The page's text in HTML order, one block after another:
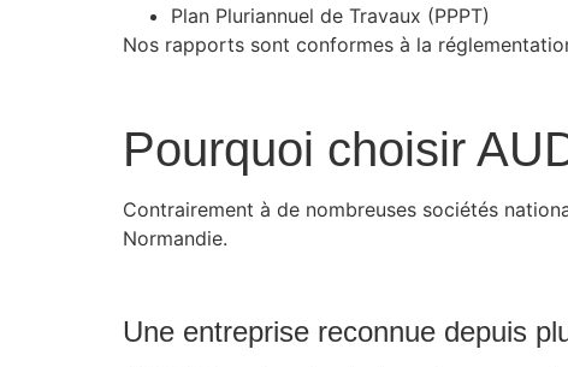
Plan Pluriannuel de Travaux (PPPT)
Nos rapports sont conformes à la
Pourquoi choisir
Contrairement à de nombreuses sociétés
Normandie.
Une entreprise reconnue depuis